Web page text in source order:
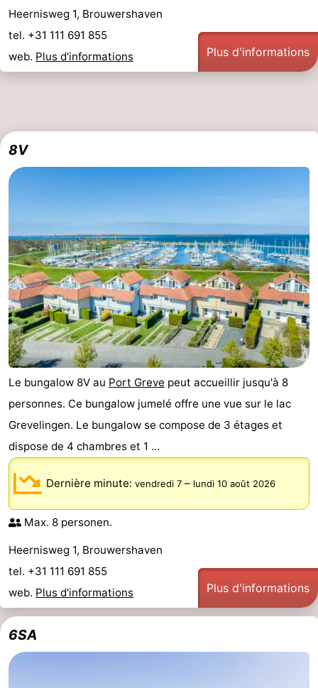
Heernisweg 1, Brouwershaven
tel. +31 111 691 855
web. Plus d'informations Plus d'informations
8V
Le bungalow 8V au Port Greve peut accueillir jusqu'à 8
personnes. Ce bungalow jumelé offre une vue sur le lac
Grevelingen. Le bungalow se compose de 3 étages et
dispose de 4 chambres et 1 ...
Dernière minute: vendredi 7 – lundi 10 août 2026
Max. 8 personen.
Heernisweg 1, Brouwershaven
tel. +31 111 691 855
web. Plus d'informations Plus d'informations
6SA